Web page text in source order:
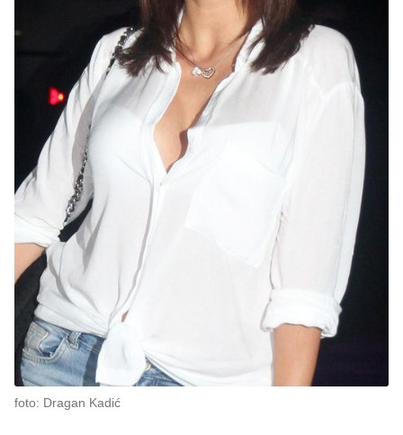
foto: Dragan Kadić